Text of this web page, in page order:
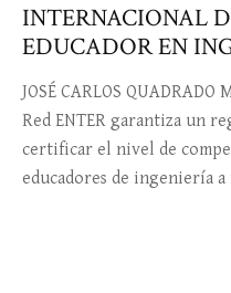
INTERNACIONAL
EDUCADOR EN
JOSÉ CARLOS QUADRADO
Red ENTER garantiza un
certificar el nivel de
educadores de ingeniería